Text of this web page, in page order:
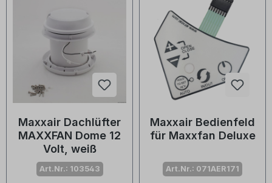
Maxxair Dachlüfter
MAXXFAN Dome 12
Volt, weiß
Art.Nr.: 103543
Maxxair Bedienfeld
für Maxxfan Deluxe
Art.Nr.: 071AER171